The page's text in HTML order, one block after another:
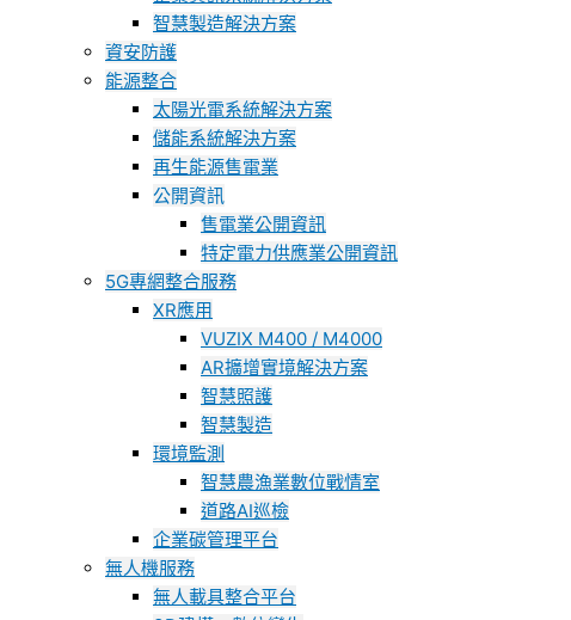
智慧製造解決方案
資安防護
能源整合
太陽光電系統解決方案
儲能系統解決方案
再生能源售電業
公開資訊
售電業公開資訊
特定電力供應業公開資訊
5G專網整合服務
XR應用
VUZIX M400 / M4000
AR擴增實境解決方案
智慧照護
智慧製造
環境監測
智慧農漁業數位戰情室
道路AI巡檢
企業碳管理平台
無人機服務
無人載具整合平台